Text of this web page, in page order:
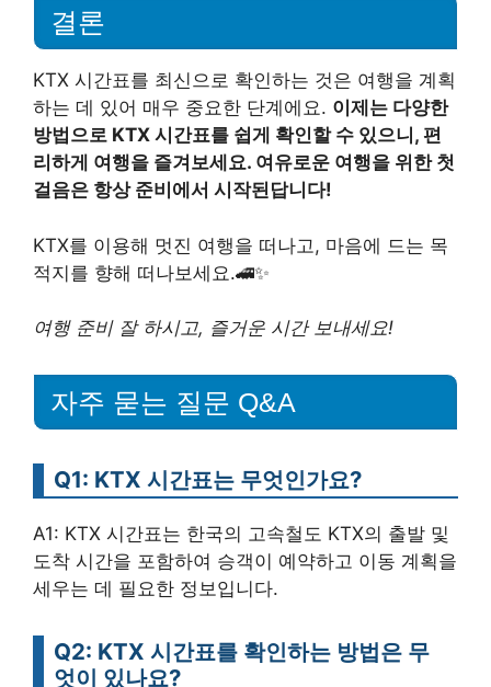
결론
KTX 시간표를 최신으로 확인하는 것은 여행을 계획
하는 데 있어 매우 중요한 단계에요. 이제는 다양한
방법으로 KTX 시간표를 쉽게 확인할 수 있으니, 편
리하게 여행을 즐겨보세요. 여유로운 여행을 위한 첫
걸음은 항상 준비에서 시작된답니다!
KTX를 이용해 멋진 여행을 떠나고, 마음에 드는 목
적지를 향해 떠나보세요.🚄✨
여행 준비 잘 하시고, 즐거운 시간 보내세요!
자주 묻는 질문 Q&A
Q1: KTX 시간표는 무엇인가요?
A1: KTX 시간표는 한국의 고속철도 KTX의 출발 및
도착 시간을 포함하여 승객이 예약하고 이동 계획을
세우는 데 필요한 정보입니다.
Q2: KTX 시간표를 확인하는 방법은 무
엇이 있나요?